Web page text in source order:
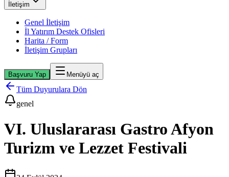
İletişim
Genel İletişim
İl Yatırım Destek Ofisleri
Harita / Form
İletişim Grupları
Başvuru Yap Menüyü aç
Tüm Duyurulara Dön
genel
VI. Uluslararası Gastro Afyon
Turizm ve Lezzet Festivali